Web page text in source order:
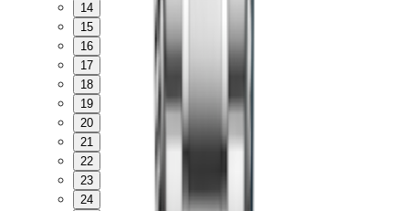
14
15
16
17
18
19
20
21
22
23
24